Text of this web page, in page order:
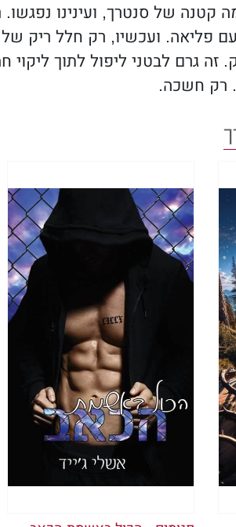
ראוי למחיאות כפיים סוערות!
מרוב התפעלות ממה
תשומת הלב שלה לפרטים
Educated
. היא חיברה יחד שתי
שלגמרי לא טובים זה לזה,
הזאת כשאתם צופים בסרט
את הנשימה ומחכים לבלתי
סופו. ישבתי שם, בנשימה
---
Goodreads review
של סנטרך, ועינינו נפגשו.
פליאה. ועכשיו, רק חלל ריק
זה גרם לבטני ליפול לתוך ליקוי
רק חשכה.
על טייס אוטומטי, כאילו
שיפסיק, אבל ליבי עדיין לא
ממש מולי. אולי עיניך יחזרו
ממך, וליבי המשיך לפעום.
בבהירות, וזה לא היה הוגן.